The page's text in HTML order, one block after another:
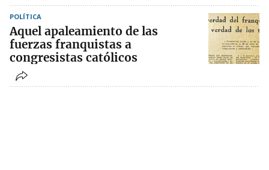
POLÍTICA
Aquel apaleamiento de las
fuerzas franquistas a
congresistas católicos